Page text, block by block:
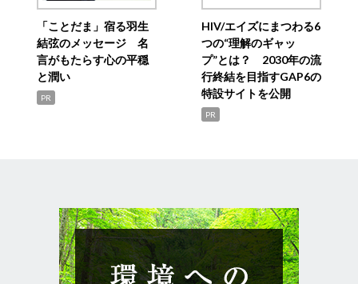
「ことだま」宿る羽生
結弦のメッセージ 名
言がもたらす心の平穏
と潤い
PR
HIV/エイズにまつわる6
つの“理解のギャッ
プ”とは？ 2030年の流
行終結を目指すGAP6の
特設サイトを公開
PR